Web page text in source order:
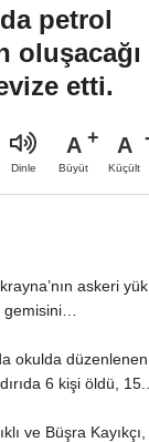
petrol
oluşacağı
etti.
Dinle
A
Büyüt
A
Küçült
askeri yük
gemisini
okulda düzenlenen
6 kişi öldü, 15...
ve Büşra Kayıkçı,